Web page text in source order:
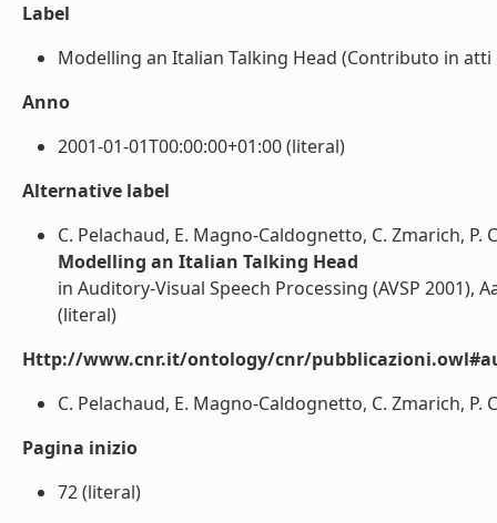
Label
Modelling an Italian Talking Head (Contributo in
Anno
2001-01-01T00:00:00+01:00 (literal)
Alternative label
C. Pelachaud, E. Magno-Caldognetto, C. Zmarich, P.
Modelling an Italian Talking Head
in Auditory-Visual Speech Processing (AVSP 2001),
(literal)
Http://www.cnr.it/ontology/cnr/
C. Pelachaud, E. Magno-Caldognetto, C. Zmarich, P.
Pagina inizio
72 (literal)